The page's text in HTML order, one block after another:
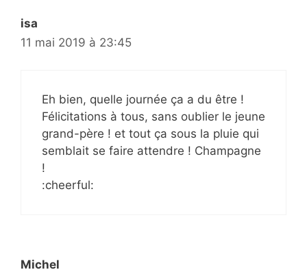
isa
11 mai 2019 à 23:45
Eh bien, quelle journée ça a du être !
Félicitations à tous, sans oublier le jeune
grand-père ! et tout ça sous la pluie qui
semblait se faire attendre ! Champagne
!
:cheerful:
Michel